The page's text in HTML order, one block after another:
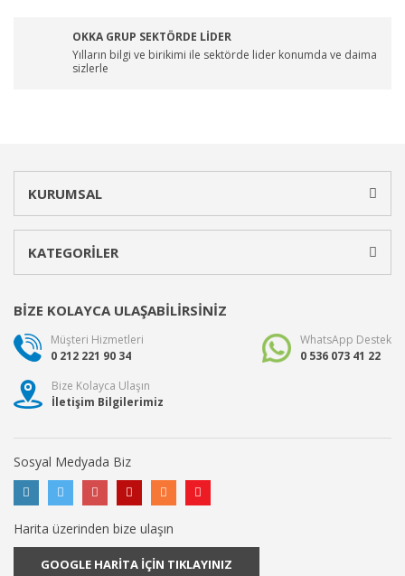
OKKA GRUP SEKTÖRDE LİDER
Yılların bilgi ve birikimi ile sektörde lider konumda ve daima
sizlerle
KURUMSAL
KATEGORİLER
BİZE KOLAYCA ULAŞABİLİRSİNİZ
Müşteri Hizmetleri
0 212 221 90 34
WhatsApp Destek
0 536 073 41 22
Bize Kolayca Ulaşın
İletişim Bilgilerimiz
Sosyal Medyada Biz
Harita üzerinden bize ulaşın
GOOGLE HARİTA İÇİN TIKLAYINIZ